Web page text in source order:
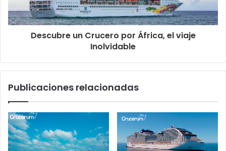
Descubre un Crucero por África, el viaje
Inolvidable
Publicaciones relacionadas